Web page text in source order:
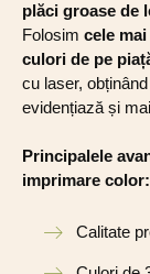
plăci groase de
Folosim cele
culori de pe
cu laser,
evidențiază și
Principalele
imprimare color:
Calitate